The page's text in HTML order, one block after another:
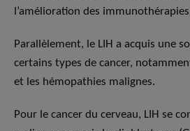
l’amélioration des
Parallèlement, le LIH a acquis une
certains types de cancer,
et les hémopathies malignes.
Pour le cancer du cerveau, LIH se